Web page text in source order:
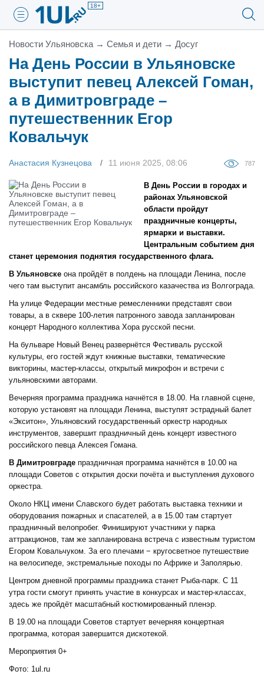
18+
Новости Ульяновска → Семья и дети → Досуг
На День России в Ульяновске
выступит певец Алексей Гоман,
а в Димитровграде –
путешественник Егор
Ковальчук
Анастасия Кузнецова 11 июня 2025, 08:06 787
В День России в городах и
районах Ульяновской
области пройдут
праздничные концерты,
ярмарки и выставки.
Центральным событием дня
станет церемония поднятия государственного флага.
В Ульяновске она пройдёт в полдень на площади Ленина, после
чего там выступит ансамбль российского казачества из Волгограда.
На улице Федерации местные ремесленники представят свои
товары, а в сквере 100-летия патронного завода запланирован
концерт Народного коллектива Хора русской песни.
На бульваре Новый Венец развернётся Фестиваль русской
культуры, его гостей ждут книжные выставки, тематические
викторины, мастер-классы, открытый микрофон и встречи с
ульяновскими авторами.
Вечерняя программа праздника начнётся в 18.00. На главной сцене,
которую установят на площади Ленина, выступят эстрадный балет
«Экситон», Ульяновский государственный оркестр народных
инструментов, завершит праздничный день концерт известного
российского певца Алексея Гомана.
В Димитровграде праздничная программа начнётся в 10.00 на
площади Советов с открытия доски почёта и выступления духового
оркестра.
Около НКЦ имени Славского будет работать выставка техники и
оборудования пожарных и спасателей, а в 15.00 там стартует
праздничный велопробег. Финишируют участники у парка
аттракционов, там же запланирована встреча с известным туристом
Егором Ковальчуком. За его плечами − кругосветное путешествие
на велосипеде, экстремальные походы по Африке и Заполярью.
Центром дневной программы праздника станет Рыба-парк. С 11
утра гости смогут принять участие в конкурсах и мастер-классах,
здесь же пройдёт масштабный костюмированный пленэр.
В 19.00 на площади Советов стартует вечерняя концертная
программа, которая завершится дискотекой.
Мероприятия 0+
Фото: 1ul.ru